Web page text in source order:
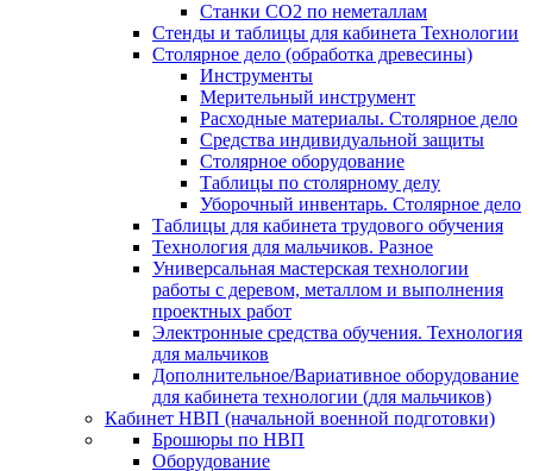
Станки СО2 по неметаллам
Стенды и таблицы для кабинета Технологии
Столярное дело (обработка древесины)
Инструменты
Мерительный инструмент
Расходные материалы. Столярное дело
Средства индивидуальной защиты
Столярное оборудование
Таблицы по столярному делу
Уборочный инвентарь. Столярное дело
Таблицы для кабинета трудового обучения
Технология для мальчиков. Разное
Универсальная мастерская технологии
работы с деревом, металлом и выполнения
проектных работ
Электронные средства обучения. Технология
для мальчиков
Дополнительное/Вариативное оборудование
для кабинета технологии (для мальчиков)
Кабинет НВП (начальной военной подготовки)
Брошюры по НВП
Оборудование